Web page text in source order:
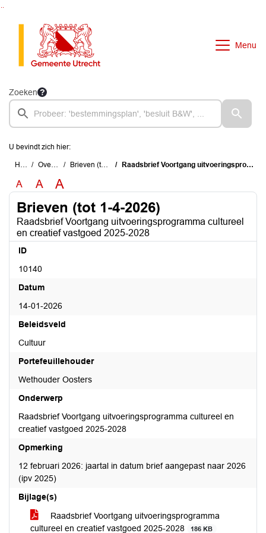
Menu
Zoeken
U bevindt zich hier:
Home Overzichten Brieven (tot 1-4-2026) Raadsbrief Voortgang uitvoeringsprogramma cultureel en creatief vastgoed 2025-2028
A A A
Brieven (tot 1-4-2026)
Raadsbrief Voortgang uitvoeringsprogramma cultureel
en creatief vastgoed 2025-2028
ID
10140
Datum
14-01-2026
Beleidsveld
Cultuur
Portefeuillehouder
Wethouder Oosters
Onderwerp
Raadsbrief Voortgang uitvoeringsprogramma cultureel en
creatief vastgoed 2025-2028
Opmerking
12 februari 2026: jaartal in datum brief aangepast naar 2026
(ipv 2025)
Bijlage(s)
Raadsbrief Voortgang uitvoeringsprogramma
cultureel en creatief vastgoed 2025-2028
186 KB